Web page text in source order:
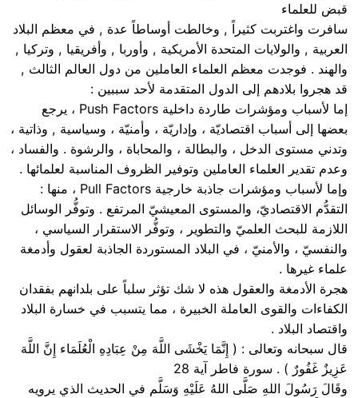
قبض للعلماء
سافرت واغتربت كثيراً , وخالطت أوساطاً عدة , في معظم البلاد
العربية , والولايات المتحدة الأمريكية , وأوربا , وأفريقيا , وتركيا ,
والهند . فوجدت معظم العلماء العاملين من دول العالم الثالث ,
قد هجروا بلادهم إلى الدول المتقدمة لأحد سببين :
إما لأسباب ومؤشرات طاردة داخلية Push Factors ، يرجع
بعضها إلى أسباب اقتصاديّة ، وإداريّة ، وأمنيّة ، وسياسية , وذاتية ،
وتدني مستوى الدخل ، والبطالة ، والمحاباة ، والرشوة . والفساد ،
وعدم تقدير العلماء العاملين وتوفير الظروف المناسبة لعلمائها .
وإما لأسباب ومؤشرات جاذبة خارجية Pull Factors ، منها :
التقدُّم الاقتصاديّ، والمستوى المعيشيّ المرتفع . وتوفُّر الوسائل
اللازمة للبحث العلميّ والتطوير ، وتوفُّر الاستقرار السياسي ،
والنفسيّ ، والأمنيّ ، في البلاد المستوردة الجاذبة لعقول وأدمغة
علماء غيرها .
هجرة الأدمغة والعقول هذه لا شك تؤثر سلباً على بلدانهم بفقدان
الكفاءات والقوى العاملة الخبيرة ، مما يتسبب في خسارة البلاد
واقتصاد البلاد .
قال سبحانه وتعالى : ( إِنَّمَا يَخْشَى اللَّهَ مِنْ عِبَادِهِ الْعُلَمَاء إِنَّ اللَّهَ
عَزِيزٌ غَفُورٌ ) . سورة فاطر آية 28
وقَالَ رَسُولَ اللهِ صَلَّى اللهُ عَلَيْهِ وَسَلَّم في الحديث الذي يرويه